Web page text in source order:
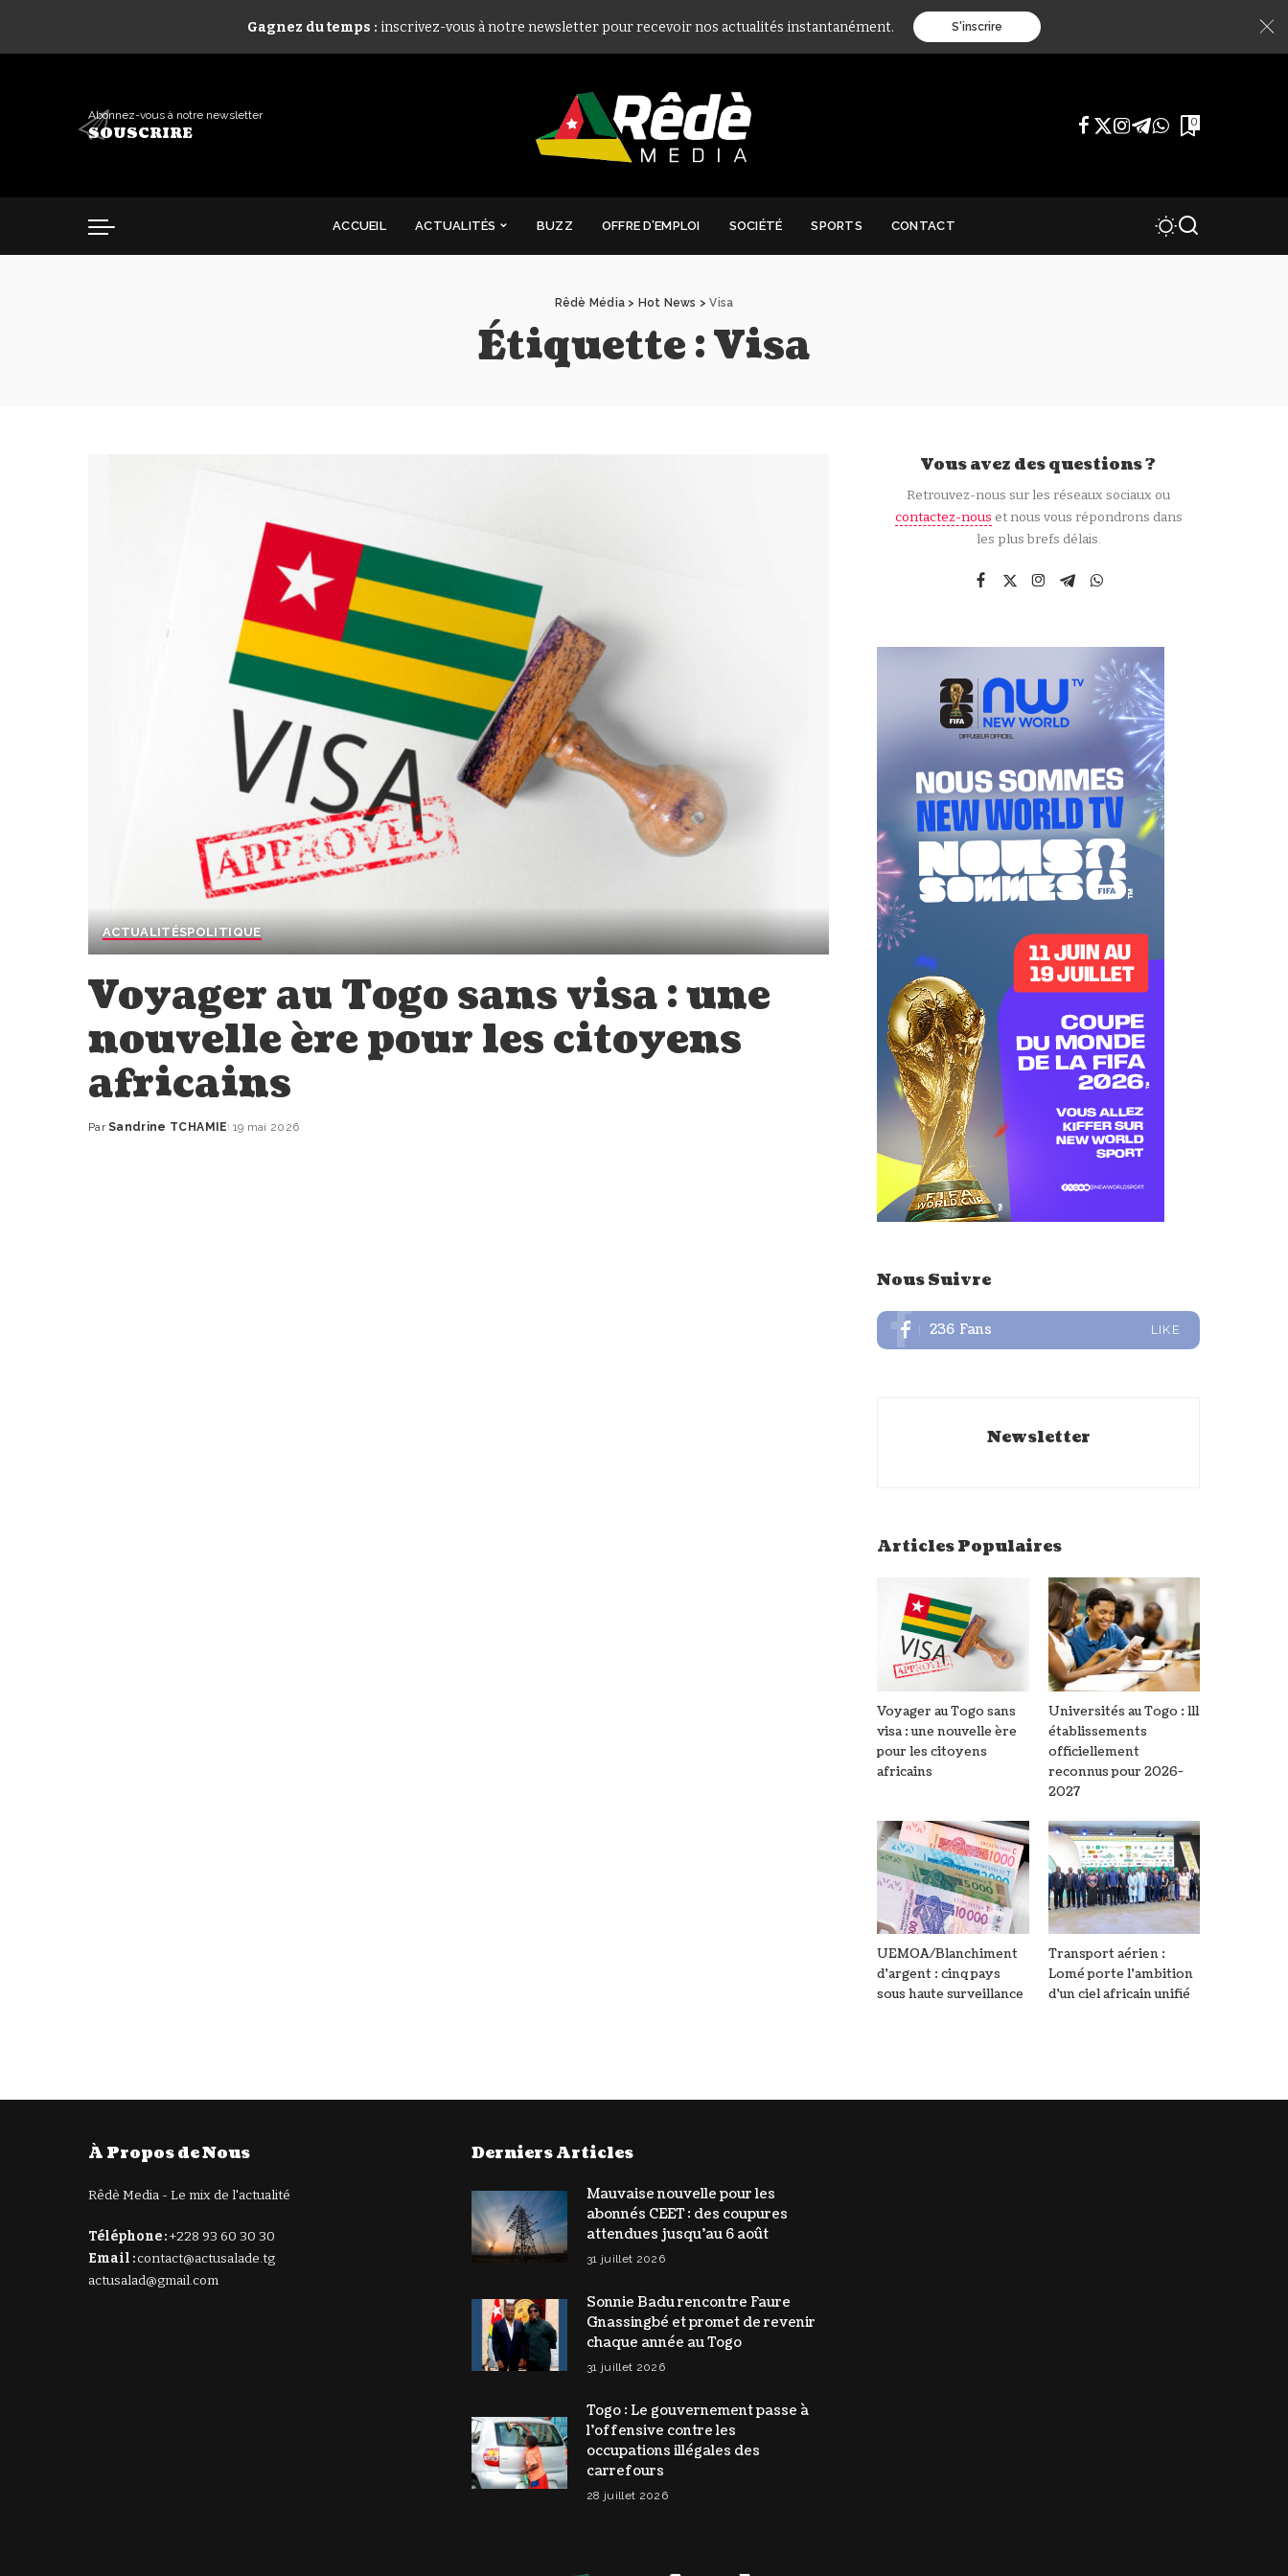
Gagnez du temps : inscrivez-vous à notre newsletter pour recevoir nos actualités instantanément. S'inscrire
Abonnez-vous à notre newsletter
SOUSCRIRE
0
ACCUEIL ACTUALITÉS BUZZ OFFRE D’EMPLOI SOCIÉTÉ SPORTS CONTACT
Rêdè Média > Hot News >Visa
Étiquette :Visa
ACTUALITÉSPOLITIQUE
Voyager au Togo sans visa : une
nouvelle ère pour les citoyens
africains
Publié
Par Sandrine TCHAMIE 19 mai 2026
Vous avez des questions ?
Retrouvez-nous sur les réseaux sociaux ou
contactez-nous et nous vous répondrons dans
les plus brefs délais.
Nous Suivre
236 Fans LIKE
Newsletter
Articles Populaires
Voyager au Togo sans
visa : une nouvelle ère
pour les citoyens
africains
Universités au Togo : 111
établissements
officiellement
reconnus pour 2026-
2027
UEMOA/Blanchiment
d’argent : cinq pays
sous haute surveillance
Transport aérien :
Lomé porte l’ambition
d’un ciel africain unifié
À Propos de Nous
Rêdè Media - Le mix de l'actualité
Téléphone :+228 93 60 30 30
Email :contact@actusalade.tg
actusalad@gmail.com
Derniers Articles
Mauvaise nouvelle pour les
abonnés CEET : des coupures
attendues jusqu’au 6 août
31 juillet 2026
Sonnie Badu rencontre Faure
Gnassingbé et promet de revenir
chaque année au Togo
31 juillet 2026
Togo : Le gouvernement passe à
l’offensive contre les
occupations illégales des
carrefours
28 juillet 2026